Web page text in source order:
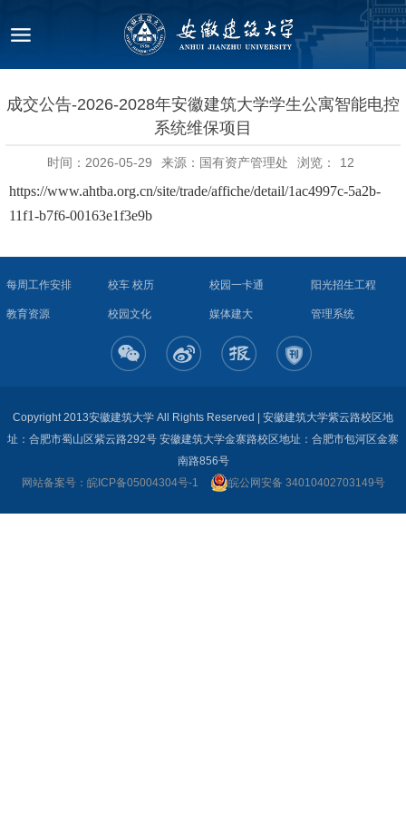
成交公告-2026-2028年安徽建筑大学学生公寓智能电控
系统维保项目
时间：2026-05-29 来源：国有资产管理处 浏览： 12
https://www.ahtba.org.cn/site/trade/affiche/detail/1ac4997c-5a2b-
11f1-b7f6-00163e1f3e9b
每周工作安排 校车 校历 校园一卡通 阳光招生工程
教育资源 校园文化 媒体建大 管理系统
Copyright 2013安徽建筑大学 All Rights Reserved | 安徽建筑大学紫云路校区地
址：合肥市蜀山区紫云路292号 安徽建筑大学金寨路校区地址：合肥市包河区金寨
南路856号
网站备案号：皖ICP备05004304号-1
皖公网安备 34010402703149号